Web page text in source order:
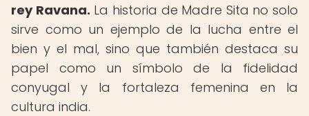
rey Ravana. La historia de Madre Sita no solo
sirve como un ejemplo de la lucha entre el
bien y el mal, sino que también destaca su
papel como un símbolo de la fidelidad
conyugal y la fortaleza femenina en la
cultura india.